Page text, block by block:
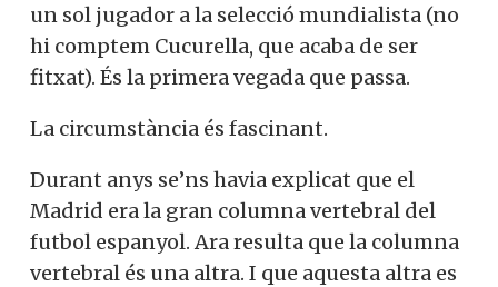
un sol jugador a la selecció mundialista (no
hi comptem Cucurella, que acaba de ser
fitxat). És la primera vegada que passa.
La circumstància és fascinant.
Durant anys se’ns havia explicat que el
Madrid era la gran columna vertebral del
futbol espanyol. Ara resulta que la columna
vertebral és una altra. I que aquesta altra es